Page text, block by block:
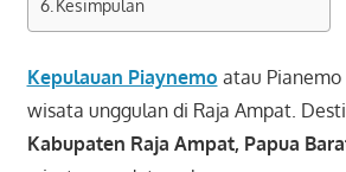
Kesimpulan
Kepulauan Piaynemo atau
wisata unggulan di Raja Ampat.
Kabupaten Raja Ampat, Papua